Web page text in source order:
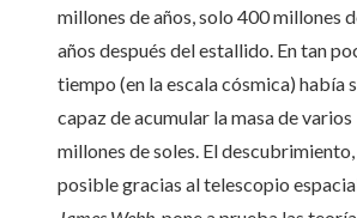
millones de años, solo 400 millones
años después del estallido. En tan
tiempo (en la escala cósmica) había
capaz de acumular la masa de varios
millones de soles. El descubrimiento,
posible gracias al telescopio